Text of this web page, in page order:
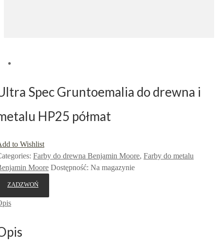
Spec Gruntoemalia do drewna i
HP25 półmat
to Wishlist
Farby do drewna Benjamin Moore, Farby do metalu
Moore Dostępność: Na magazynie
ZADZWOŃ